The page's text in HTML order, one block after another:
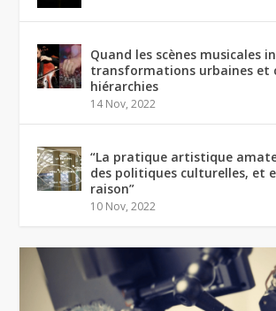
Quand les scènes musicales
transformations urbaines et
hiérarchies
14 Nov, 2022
“La pratique artistique
des politiques culturelles, et
raison”
10 Nov, 2022